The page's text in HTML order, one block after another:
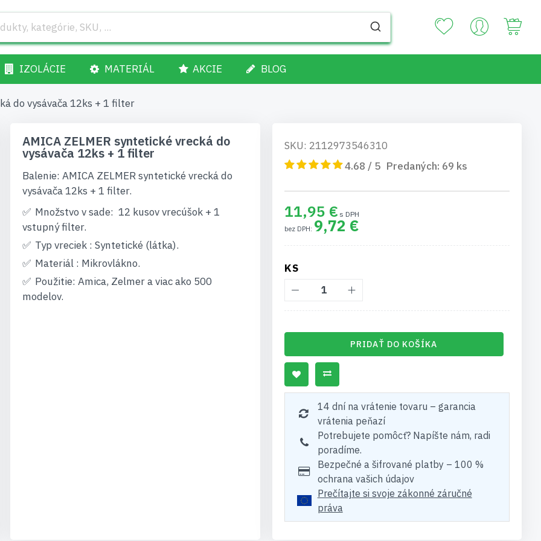
IZOLÁCIE MATERIÁL AKCIE BLOG
do vysávača 12ks + 1 filter
AMICA ZELMER syntetické vrecká do
vysávača 12ks + 1 filter
Balenie: AMICA ZELMER syntetické vrecká do
vysávača 12ks + 1 filter.
Množstvo v sade: 12 kusov vrecúšok + 1
vstupný filter.
Typ vreciek : Syntetické (látka).
Materiál : Mikrovlákno.
Použitie: Amica, Zelmer a viac ako 500
modelov.
SKU: 2112973546310
4.68 / 5 Predaných: 69 ks
11,95 €
9,72 €
KS
PRIDAŤ DO KOŠÍKA
14 dní na vrátenie tovaru – garancia
vrátenia peňazí
Potrebujete pomôcť? Napíšte nám, radi
poradíme.
Bezpečné a šifrované platby – 100 %
ochrana vašich údajov
Prečítajte si svoje zákonné záručné
práva